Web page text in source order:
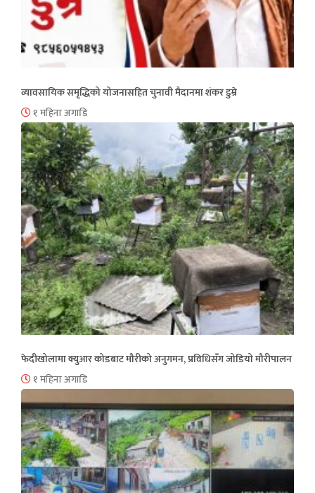
व्यावसायिक समृद्धिको योजनासहित चुनावी मैदानमा शंकर डुम्रे
१ महिना अगाडि
फेदीखोलामा क्युआर कोडबाट मौरीको अनुगमन, प्रविधिसँग जोडियो मौरीपालन
१ महिना अगाडि